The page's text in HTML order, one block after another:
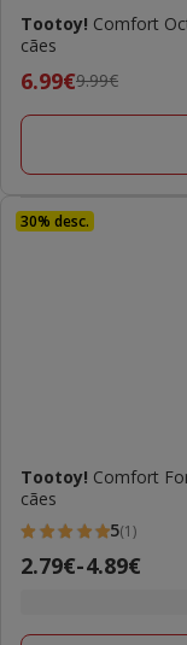
Tootoy! Comfort
cães
Preço
anterior
preço
6.99€
6.99€9.99€
30% desc.
Tootoy! Comfort
cães
5
estrelas
1
5(1)
Preço
2.79€-4.89€